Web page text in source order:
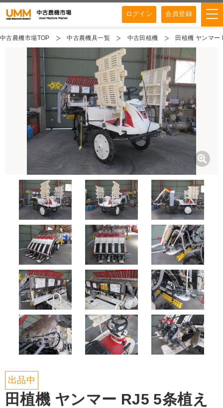
ログイン 会員登録
中古農機市場TOP 中古農機具一覧 中古田植機 田植機 ヤンマー
出品中
田植機 ヤンマー RJ5 5条植え